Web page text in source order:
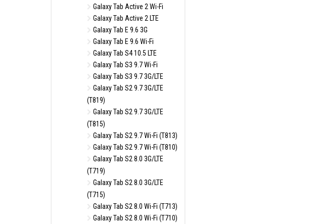
Galaxy Tab Active 2 Wi-Fi
Galaxy Tab Active 2 LTE
Galaxy Tab E 9.6 3G
Galaxy Tab E 9.6 Wi-Fi
Galaxy Tab S4 10.5 LTE
Galaxy Tab S3 9.7 Wi-Fi
Galaxy Tab S3 9.7 3G/LTE
Galaxy Tab S2 9.7 3G/LTE
(T819)
Galaxy Tab S2 9.7 3G/LTE
(T815)
Galaxy Tab S2 9.7 Wi-Fi (T813)
Galaxy Tab S2 9.7 Wi-Fi (T810)
Galaxy Tab S2 8.0 3G/LTE
(T719)
Galaxy Tab S2 8.0 3G/LTE
(T715)
Galaxy Tab S2 8.0 Wi-Fi (T713)
Galaxy Tab S2 8.0 Wi-Fi (T710)